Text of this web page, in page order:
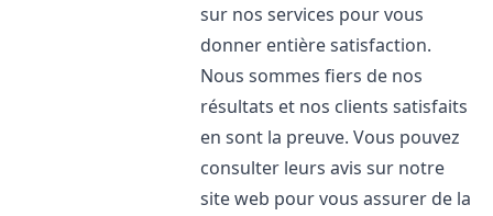
sur nos services pour vous
donner entière satisfaction.
Nous sommes fiers de nos
résultats et nos clients satisfaits
en sont la preuve. Vous pouvez
consulter leurs avis sur notre
site web pour vous assurer de la